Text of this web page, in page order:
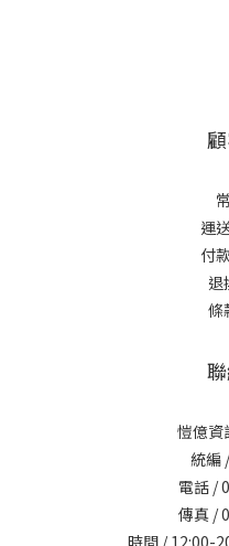
運
付
退
條
愷億
統編
電話 /
傳真 /
時間 / 12:00-